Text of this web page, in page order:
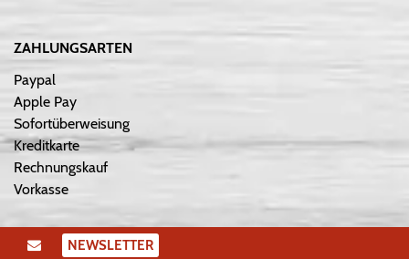
ZAHLUNGSARTEN
Paypal
Apple Pay
Sofortüberweisung
Kreditkarte
Rechnungskauf
Vorkasse
NEWSLETTER